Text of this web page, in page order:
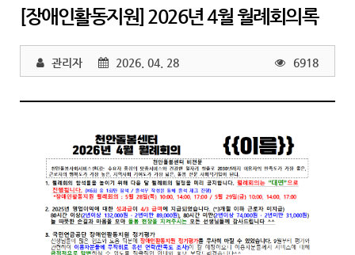
[장애인활동지원] 2026년 4월 월례회의록
관리자 2026. 04. 28 6918